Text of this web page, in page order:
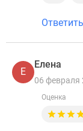
Ответить
Е
Елена
06 февраля
Оценка